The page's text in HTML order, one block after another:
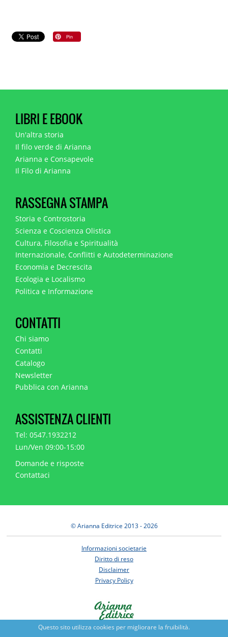
Questo sito utilizza cookies per migliorare la fruibilità.
LIBRI E EBOOK
Un'altra storia
Il filo verde di Arianna
Arianna e Consapevole
Il Filo di Arianna
RASSEGNA STAMPA
Storia e Controstoria
Scienza e Coscienza Olistica
Cultura, Filosofia e Spiritualità
Internazionale, Conflitti e Autodeterminazione
Economia e Decrescita
Ecologia e Localismo
Politica e Informazione
CONTATTI
Chi siamo
Contatti
Catalogo
Newsletter
Pubblica con Arianna
ASSISTENZA CLIENTI
Tel: 0547.1932212
Lun/Ven 09:00-15:00
Domande e risposte
Contattaci
© Arianna Editrice 2013 - 2026
Informazioni societarie
Diritto di reso
Disclaimer
Privacy Policy